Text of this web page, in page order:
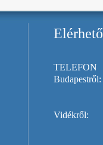
TELEFON
Budapestről:
Vidékről: